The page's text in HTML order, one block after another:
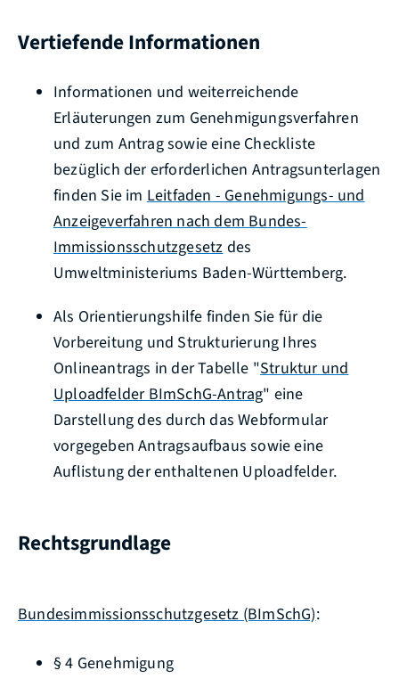
Vertiefende Informationen
Informationen und weiterreichende
Erläuterungen zum Genehmigungsverfahren
und zum Antrag sowie eine Checkliste
bezüglich der erforderlichen Antragsunterlagen
finden Sie im Leitfaden - Genehmigungs- und
Anzeigeverfahren nach dem Bundes-
Immissionsschutzgesetz des
Umweltministeriums Baden-Württemberg.
Als Orientierungshilfe finden Sie für die
Vorbereitung und Strukturierung Ihres
Onlineantrags in der Tabelle "Struktur und
Uploadfelder BImSchG-Antrag" eine
Darstellung des durch das Webformular
vorgegeben Antragsaufbaus sowie eine
Auflistung der enthaltenen Uploadfelder.
Rechtsgrundlage
Bundesimmissionsschutzgesetz (BImSchG):
§ 4 Genehmigung